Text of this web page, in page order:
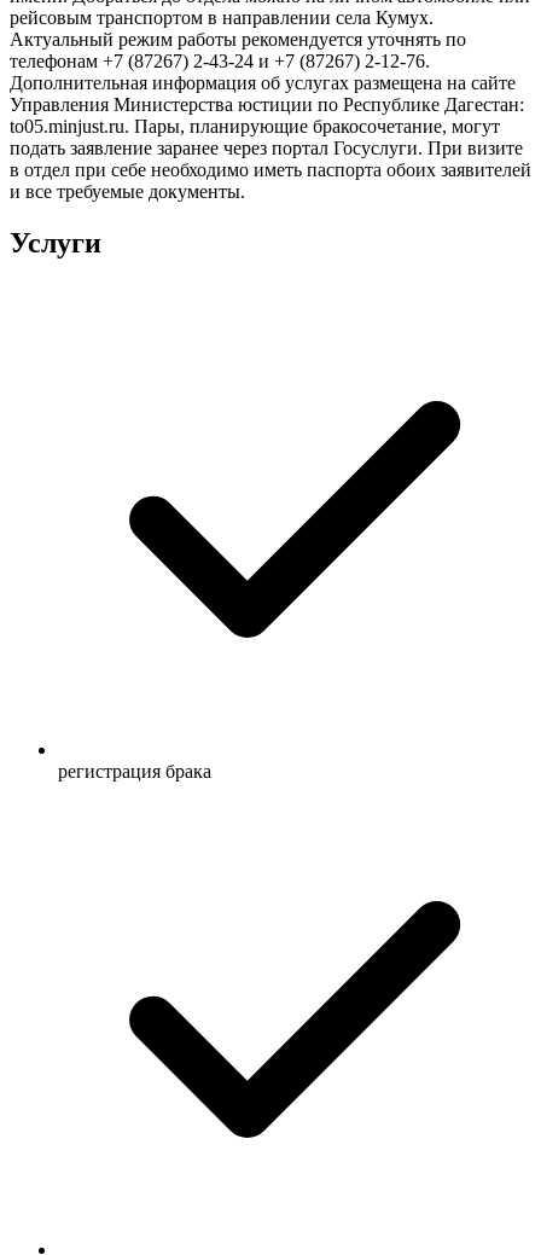
рейсовым транспортом в направлении села Кумух.
Актуальный режим работы рекомендуется уточнять по
телефонам +7 (87267) 2-43-24 и +7 (87267) 2-12-76.
Дополнительная информация об услугах размещена на сайте
Управления Министерства юстиции по Республике Дагестан:
to05.minjust.ru. Пары, планирующие бракосочетание, могут
подать заявление заранее через портал Госуслуги. При визите
в отдел при себе необходимо иметь паспорта обоих заявителей
и все требуемые документы.
Услуги
регистрация брака